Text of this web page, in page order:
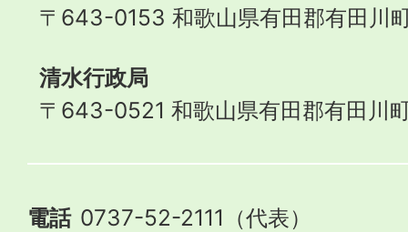
〒643-0153 和歌山県有田郡有田川
清水行政局
〒643-0521 和歌山県有田郡有田川
電話 0737-52-2111（代表）